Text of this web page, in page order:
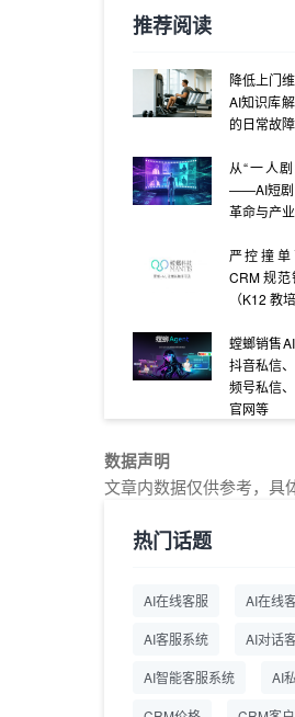
推荐阅读
降低上门
AI知识库
的日常故
从“一人
——AI短剧
革命与产
严控撞
CRM 规
（K12 教
螳螂销售
抖音私信
频号私信
官网等
素质教育
前全流程
一站式
方案 打通
数据声明
文章内数据仅供参考，具
热门话题
AI在线客服 AI在线
AI客服系统 AI对话
AI智能客服系统 AI